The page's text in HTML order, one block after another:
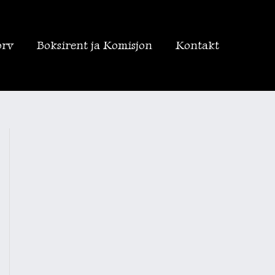
Boksirent ja Komisjon Kontakt